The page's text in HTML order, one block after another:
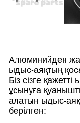
Алюминийден
ыдыс-аяқтың
Біз сізге
ұсынуға
алатын ыдыс-аяқ
берілген: